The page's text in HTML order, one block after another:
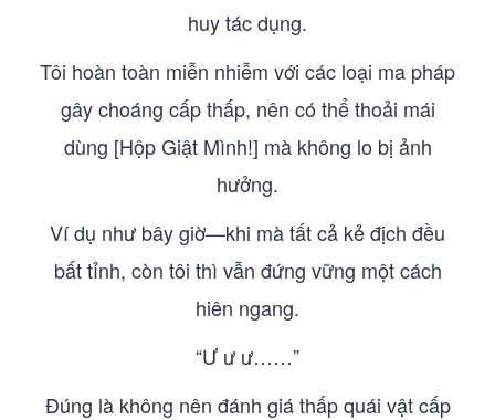
huy tác dụng.
Tôi hoàn toàn miễn nhiễm với các loại ma pháp
gây choáng cấp thấp, nên có thể thoải mái
dùng [Hộp Giật Mình!] mà không lo bị ảnh
hưởng.
Ví dụ như bây giờ—khi mà tất cả kẻ địch đều
bất tỉnh, còn tôi thì vẫn đứng vững một cách
hiên ngang.
“Ư ư ư……”
Đúng là không nên đánh giá thấp quái vật cấp